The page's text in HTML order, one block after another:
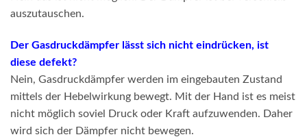
auszutauschen.
Der Gasdruckdämpfer lässt sich nicht eindrücken, ist
diese defekt?
Nein, Gasdruckdämpfer werden im eingebauten Zustand
mittels der Hebelwirkung bewegt. Mit der Hand ist es meist
nicht möglich soviel Druck oder Kraft aufzuwenden. Daher
wird sich der Dämpfer nicht bewegen.